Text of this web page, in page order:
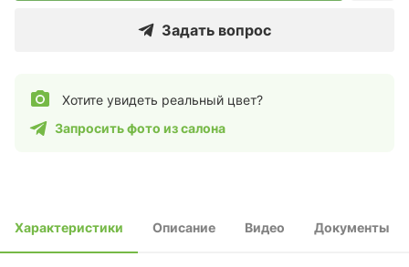
Задать вопрос
Хотите увидеть реальный цвет?
Запросить фото из салона
Характеристики Описание Видео Документы